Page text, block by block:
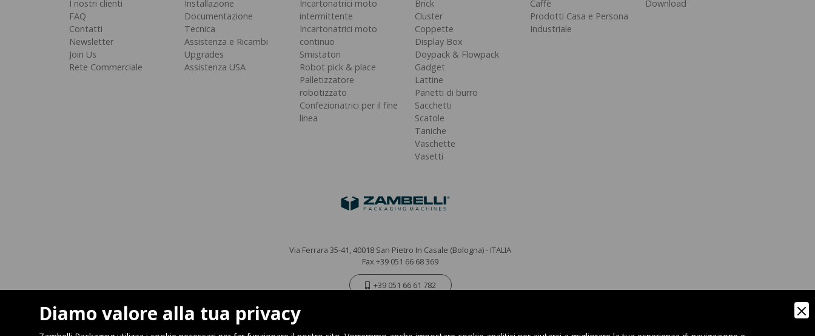
I nostri clienti
FAQ
Contatti
Newsletter
Join Us
Rete Commerciale
Installazione
Documentazione
Tecnica
Assistenza e Ricambi
Upgrades
Assistenza USA
Incartonatrici moto
intermittente
Incartonatrici moto
continuo
Smistatori
Robot pick & place
Palletizzatore
robotizzato
Confezionatrici per il fine
linea
Brick
Cluster
Coppette
Display Box
Doypack & Flowpack
Gadget
Lattine
Panetti di burro
Sacchetti
Scatole
Taniche
Vaschette
Vasetti
Caffè
Prodotti Casa e Persona
Industriale
Download
Via Ferrara 35-41, 40018 San Pietro In Casale (Bologna) - ITALIA
Fax +39 051 66 68 369
+39 051 66 61 782
Diamo valore alla tua privacy